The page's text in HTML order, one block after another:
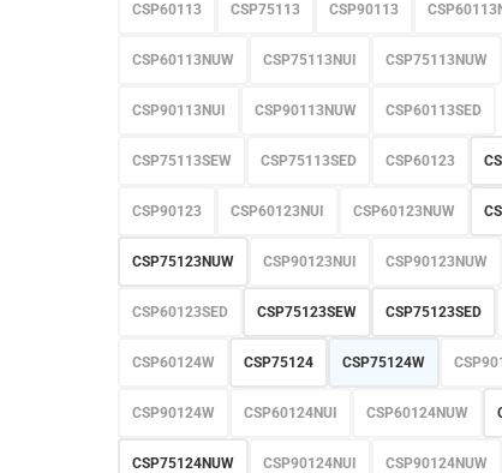
CSP60113 CSP75113 CSP90113
CSP60113NUW CSP75113NUI CSP75113NUW
CSP90113NUI CSP90113NUW CSP60113SED
CSP75113SEW CSP75113SED CSP60123
CSP90123 CSP60123NUI CSP60123NUW
CSP75123NUW CSP90123NUI CSP90123NUW
CSP60123SED CSP75123SEW CSP75123SED
CSP60124W CSP75124 CSP75124W
CSP90124W CSP60124NUI CSP60124NUW
CSP75124NUW CSP90124NUI CSP90124NUW